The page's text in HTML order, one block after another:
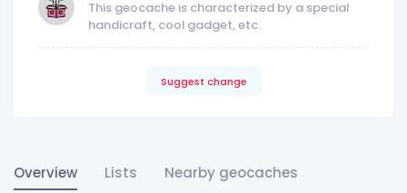
This geocache is characterized by a special
handicraft, cool gadget, etc.
Suggest change
Overview Lists
Nearby geocaches